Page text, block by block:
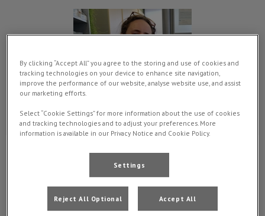
Manon DebrabandereDierenarts-assistent
Manon vervoegde ons team in 2026. Dieren, natuur en
behalen van haar bachelor Agro- en Biotechnologie
By clicking “Accept All” you agree to the storing and use of cookies and
tracking technologies on your device to enhance site navigation,
improve the performance of our website, analyse website use, and assist
our marketing efforts.
Select “Cookie Settings” for more information about the use of cookies
and tracking technologies and to adjust your preferences. More
information is available in our Privacy Notice and Cookie Policy.
Settings
Reject All Optional Accept All